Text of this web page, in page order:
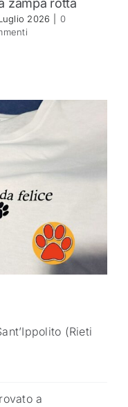
zampa rotta
2026
0
(Rieti
a